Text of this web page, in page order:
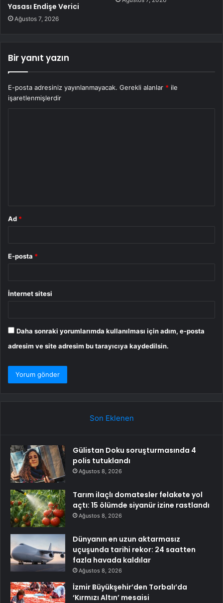
Yasası Endişe Verici
Ağustos 7, 2026
Bir yanıt yazın
E-posta adresiniz yayınlanmayacak. Gerekli alanlar * ile
işaretlenmişlerdir
Ad *
E-posta *
İnternet sitesi
Daha sonraki yorumlarımda kullanılması için adım, e-posta
adresim ve site adresim bu tarayıcıya kaydedilsin.
Son Eklenen
Gülistan Doku soruşturmasında 4
polis tutuklandı
Ağustos 8, 2026
Tarım ilaçlı domatesler felakete yol
açtı: 15 ölümde siyanür izine rastlandı
Ağustos 8, 2026
Dünyanın en uzun aktarmasız
uçuşunda tarihi rekor: 24 saatten
fazla havada kaldılar
Ağustos 8, 2026
İzmir Büyükşehir’den Torbalı’da
‘Kırmızı Altın’ mesaisi